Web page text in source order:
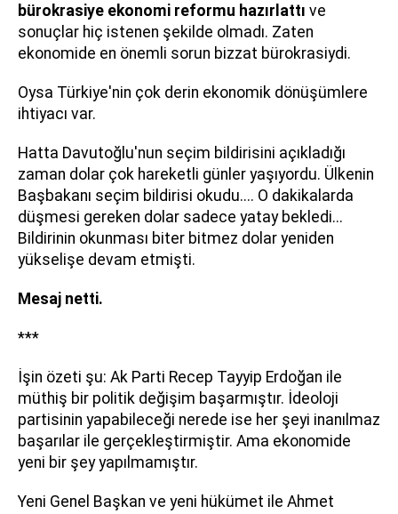
bürokrasiye ekonomi reformu hazırlattı ve
sonuçlar hiç istenen şekilde olmadı. Zaten
ekonomide en önemli sorun bizzat bürokrasiydi.
Oysa Türkiye'nin çok derin ekonomik dönüşümlere
ihtiyacı var.
Hatta Davutoğlu'nun seçim bildirisini açıkladığı
zaman dolar çok hareketli günler yaşıyordu. Ülkenin
Başbakanı seçim bildirisi okudu.... O dakikalarda
düşmesi gereken dolar sadece yatay bekledi...
Bildirinin okunması biter bitmez dolar yeniden
yükselişe devam etmişti.
Mesaj netti.
***
İşin özeti şu: Ak Parti Recep Tayyip Erdoğan ile
müthiş bir politik değişim başarmıştır. İdeoloji
partisinin yapabileceği nerede ise her şeyi inanılmaz
başarılar ile gerçekleştirmiştir. Ama ekonomide
yeni bir şey yapılmamıştır.
Yeni Genel Başkan ve yeni hükümet ile Ahmet